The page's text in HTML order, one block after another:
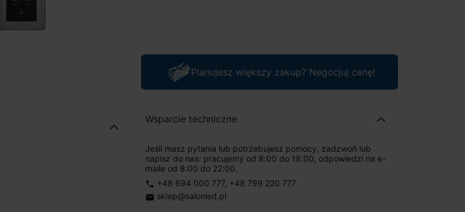
Planujesz większy zakup? Negocjuj cenę!
Wsparcie techniczne
Jeśli masz pytania lub potrzebujesz pomocy, zadzwoń lub
napisz do nas: pracujemy od 8:00 do 18:00, odpowiedzi na e-
maile od 8:00 do 22:00.
phone +48 694 000 777, +48 799 220 777
email sklep@salonled.pl